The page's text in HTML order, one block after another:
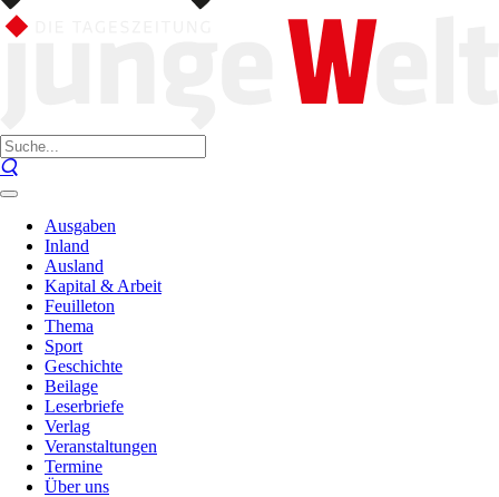
Ausgaben
Inland
Ausland
Kapital & Arbeit
Feuilleton
Thema
Sport
Geschichte
Beilage
Leserbriefe
Verlag
Veranstaltungen
Termine
Über uns